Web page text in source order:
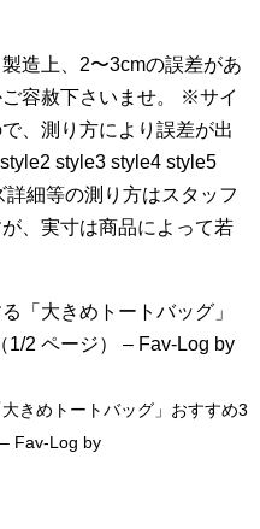
造上、2〜3cmの誤差があ
容赦下さいませ。 ※サイ
、測り方により誤差が出
style3 style4 style5
細等の測り方はスタッフ
、実寸は商品によって若
「大きめトートバッグ」
1/2 ページ） – Fav-Log by
きめトートバッグ」おすすめ3
Fav-Log by